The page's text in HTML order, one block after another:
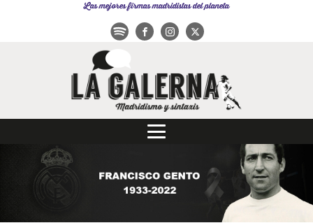
Las mejores firmas madridistas del planeta